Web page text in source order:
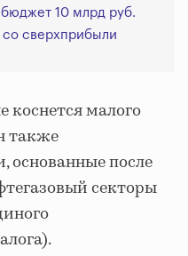
10 млрд руб.
со сверхприбыли
коснется малого
также
основанные после
секторы